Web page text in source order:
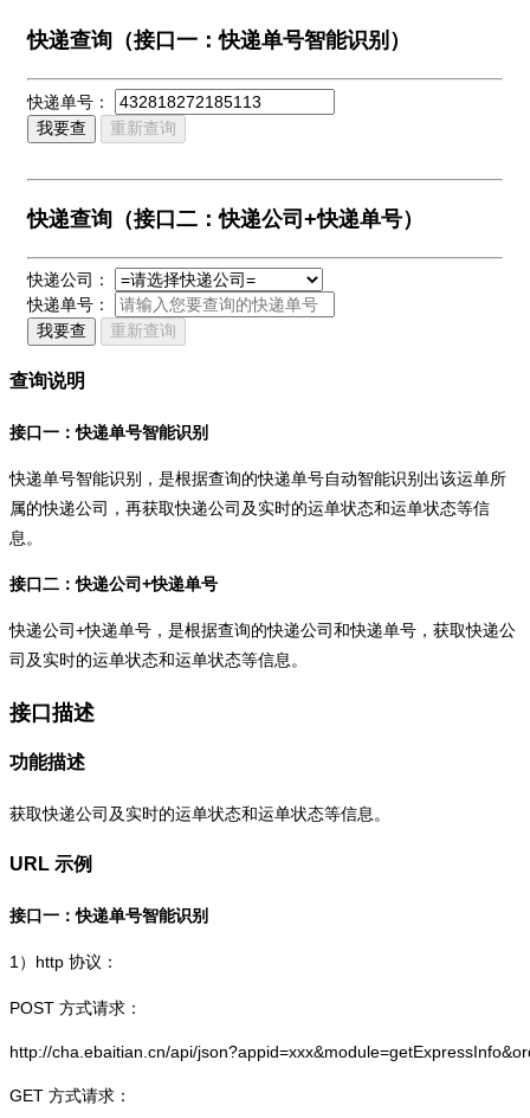
快递查询（接口一：快递单号智能识别）
快递单号：
我要查
重新查询
快递查询（接口二：快递公司+快递单号）
快递公司：
快递单号：
我要查
重新查询
查询说明
接口一：快递单号智能识别
快递单号智能识别，是根据查询的快递单号自动智能识别出该运单所
属的快递公司，再获取快递公司及实时的运单状态和运单状态等信
息。
接口二：快递公司+快递单号
快递公司+快递单号，是根据查询的快递公司和快递单号，获取快递公
司及实时的运单状态和运单状态等信息。
接口描述
功能描述
获取快递公司及实时的运单状态和运单状态等信息。
URL 示例
接口一：快递单号智能识别
1） http 协议：
POST 方式请求：
http://cha.ebaitian.cn/api/
GET 方式请求：